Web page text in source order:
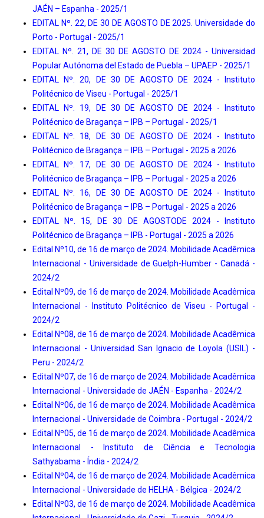
JAÉN – Espanha - 2025/1
EDITAL Nº. 22, DE 30 DE AGOSTO DE 2025. Universidade do
Porto - Portugal - 2025/1
EDITAL Nº. 21, DE 30 DE AGOSTO DE 2024 - Universidad
Popular Autónoma del Estado de Puebla – UPAEP - 2025/1
EDITAL Nº. 20, DE 30 DE AGOSTO DE 2024 - Instituto
Politécnico de Viseu - Portugal - 2025/1
EDITAL Nº. 19, DE 30 DE AGOSTO DE 2024 - Instituto
Politécnico de Bragança – IPB – Portugal - 2025/1
EDITAL Nº. 18, DE 30 DE AGOSTO DE 2024 - Instituto
Politécnico de Bragança – IPB – Portugal - 2025 a 2026
EDITAL Nº. 17, DE 30 DE AGOSTO DE 2024 - Instituto
Politécnico de Bragança – IPB – Portugal - 2025 a 2026
EDITAL Nº. 16, DE 30 DE AGOSTO DE 2024 - Instituto
Politécnico de Bragança – IPB – Portugal - 2025 a 2026
EDITAL Nº. 15, DE 30 DE AGOSTODE 2024 - Instituto
Politécnico de Bragança – IPB - Portugal - 2025 a 2026
Edital Nº10, de 16 de março de 2024. Mobilidade Acadêmica
Internacional - Universidade de Guelph-Humber - Canadá -
2024/2
Edital Nº09, de 16 de março de 2024. Mobilidade Acadêmica
Internacional - Instituto Politécnico de Viseu - Portugal -
2024/2
Edital Nº08, de 16 de março de 2024. Mobilidade Acadêmica
Internacional - Universidad San Ignacio de Loyola (USIL) -
Peru - 2024/2
Edital Nº07, de 16 de março de 2024. Mobilidade Acadêmica
Internacional - Universidade de JAÉN - Espanha - 2024/2
Edital Nº06, de 16 de março de 2024. Mobilidade Acadêmica
Internacional - Universidade de Coimbra - Portugal - 2024/2
Edital Nº05, de 16 de março de 2024. Mobilidade Acadêmica
Internacional - Instituto de Ciência e Tecnologia
Sathyabama - Índia - 2024/2
Edital Nº04, de 16 de março de 2024. Mobilidade Acadêmica
Internacional - Universidade de HELHA - Bélgica - 2024/2
Edital Nº03, de 16 de março de 2024. Mobilidade Acadêmica